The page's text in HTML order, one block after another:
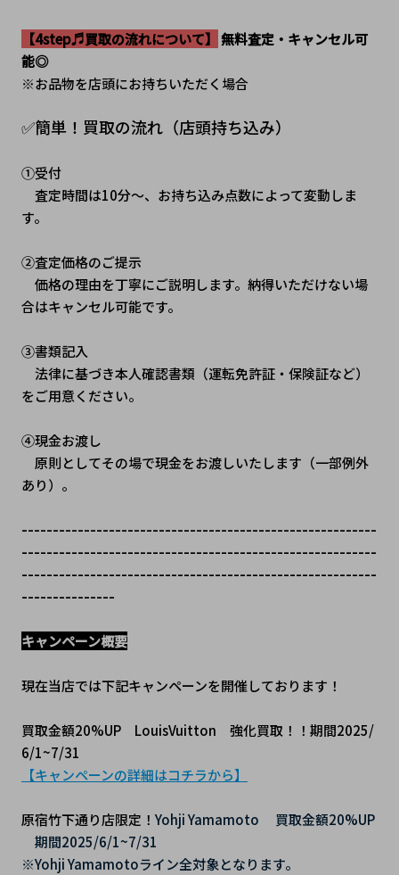
【4step♬買取の流れについて】 無料査定・キャンセル可
能◎
※お品物を店頭にお持ちいただく場合
✅簡単！買取の流れ（店頭持ち込み）
①受付
査定時間は10分～、お持ち込み点数によって変動しま
す。
②査定価格のご提示
価格の理由を丁寧にご説明します。納得いただけない場
合はキャンセル可能です。
③書類記入
法律に基づき本人確認書類（運転免許証・保険証など）
をご用意ください。
④現金お渡し
原則としてその場で現金をお渡しいたします（一部例外
あり）。
---------------------------------------------------------
---------------------------------------------------------
---------------------------------------------------------
---------------
キャンペーン概要
現在当店では下記キャンペーンを開催しております！
買取金額20%UP　LouisVuitton　強化買取！！期間2025/
6/1~7/31
【キャンペーンの詳細はコチラから】
原宿竹下通り店限定！ Yohji Yamamoto
買取金額20%UP
期間2025/6/1~7/31
※Yohji Yamamotoライン全対象となります。